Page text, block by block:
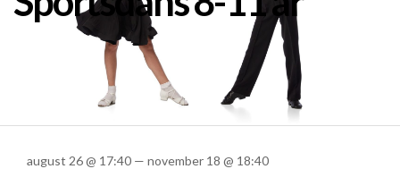
august 26 @ 17:40 — november 18 @ 18:40